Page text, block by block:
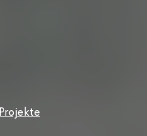
Projekte